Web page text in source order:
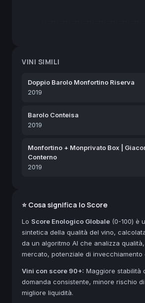
VINI SIMILI
Doppio Barolo Monfortino Riserva
2019
Barolo Conteisa
2019
Monfortino + Monprivato Box |
Conterno
2019
⭐ Cosa significa lo Score
Lo Score Enologico Globale (0-100) è
sintetica della qualità del vino,
da un algoritmo AI che analizza
mercato, potenziale di invecchiamento
Vini con score 90+: Maggiore stabilità
domanda consistente, minore rischio
migliore liquidità.